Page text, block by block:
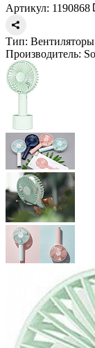
Артикул: 1190868
Тип: Вентиляторы
Производитель: